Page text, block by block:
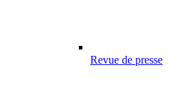
Revue de presse